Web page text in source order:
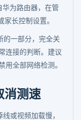
华为路由器，在管
长控制设置。
的一部分，完全关
连接的判断。建议
用全部网络检测。
消测速
或视频加载慢，